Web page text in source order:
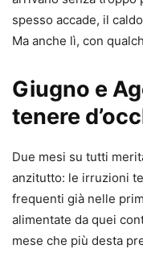
spesso accade, il
Ma anche lì, con
Giugno e
tenere
Due mesi su tutti
anzitutto: le irruzioni
frequenti già nelle
alimentate da quei
mese che più desta